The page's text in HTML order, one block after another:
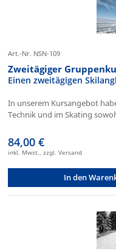
Art.-Nr. NSN-109
Zweitägiger
Einen zweitägigen
In unserem Kursangebot
Technik und im Skating
84,00 €
inkl. Mwst., zzgl. Versand
In den